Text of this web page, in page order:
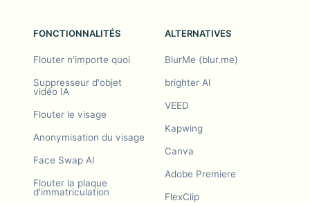
FONCTIONNALITÉS
Flouter n'importe quoi
Suppresseur d'objet
vidéo IA
Flouter le visage
Anonymisation du visage
Face Swap AI
Flouter la plaque
d'immatriculation
ALTERNATIVES
BlurMe (blur.me)
brighter AI
VEED
Kapwing
Canva
Adobe Premiere
FlexClip